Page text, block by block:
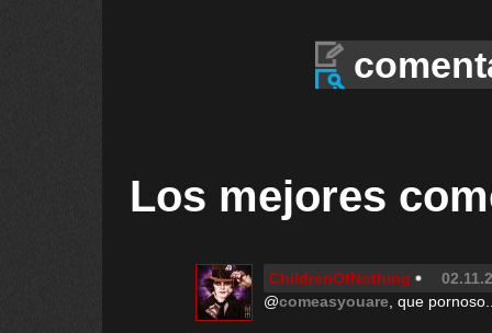
Los mejores
ChildrenOfNothing
@comeasyouare , que